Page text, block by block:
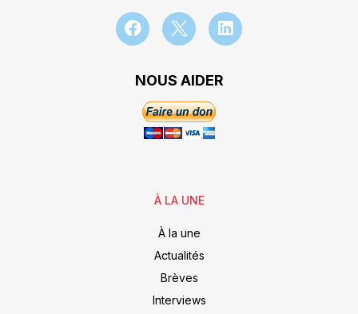
NOUS AIDER
À LA UNE
À la une
Actualités
Brèves
Interviews